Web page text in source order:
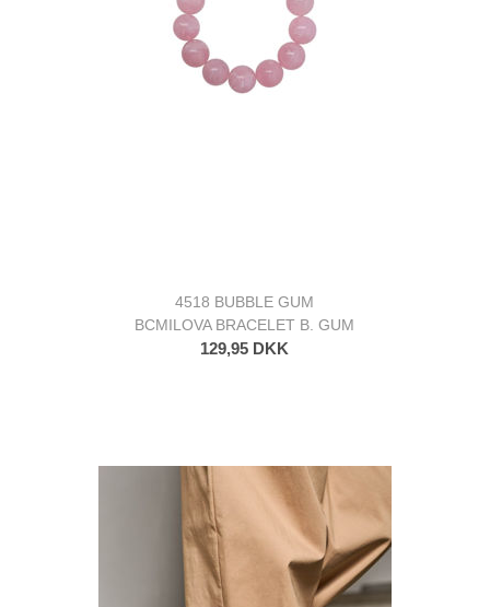
4518 BUBBLE GUM
BCMILOVA BRACELET B. GUM
129,95 DKK